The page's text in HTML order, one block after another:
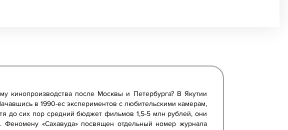
кинопроизводства после Москвы и Петербурга? В Якутии
в 1990-ес экспериментов с любительскими камерам,
до сих пор средний бюджет фильмов 1,5-5 млн рублей, они
«Сахавуда» посвящен отдельный номер журнала